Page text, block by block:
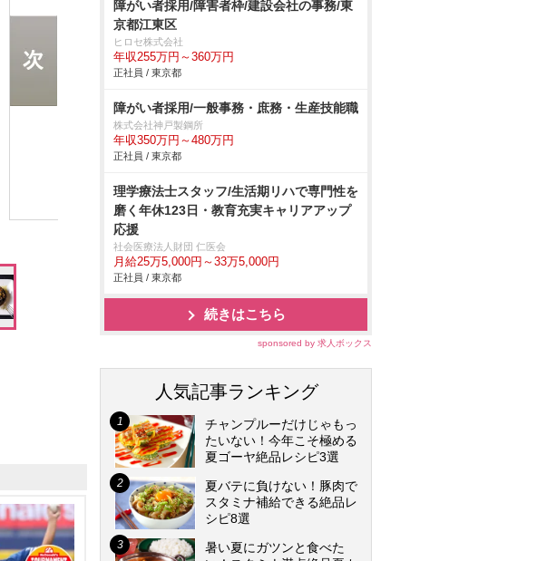
障がい者採用/障害者枠/建設会社の事務/東
京都江東区
ヒロセ株式会社
年収255万円～360万円
正社員 / 東京都
障がい者採用/一般事務・庶務・生産技能職
株式会社神戸製鋼所
年収350万円～480万円
正社員 / 東京都
理学療法士スタッフ/生活期リハで専門性を
磨く年休123日・教育充実キャリアアップ
応援
社会医療法人財団 仁医会
月給25万5,000円～33万5,000円
正社員 / 東京都
続きはこちら
sponsored by 求人ボックス
人気記事ランキング
チャンプルーだけじゃもっ
たいない！今年こそ極める
夏ゴーヤ絶品レシピ3選
夏バテに負けない！豚肉で
スタミナ補給できる絶品レ
シピ8選
暑い夏にガツンと食べた